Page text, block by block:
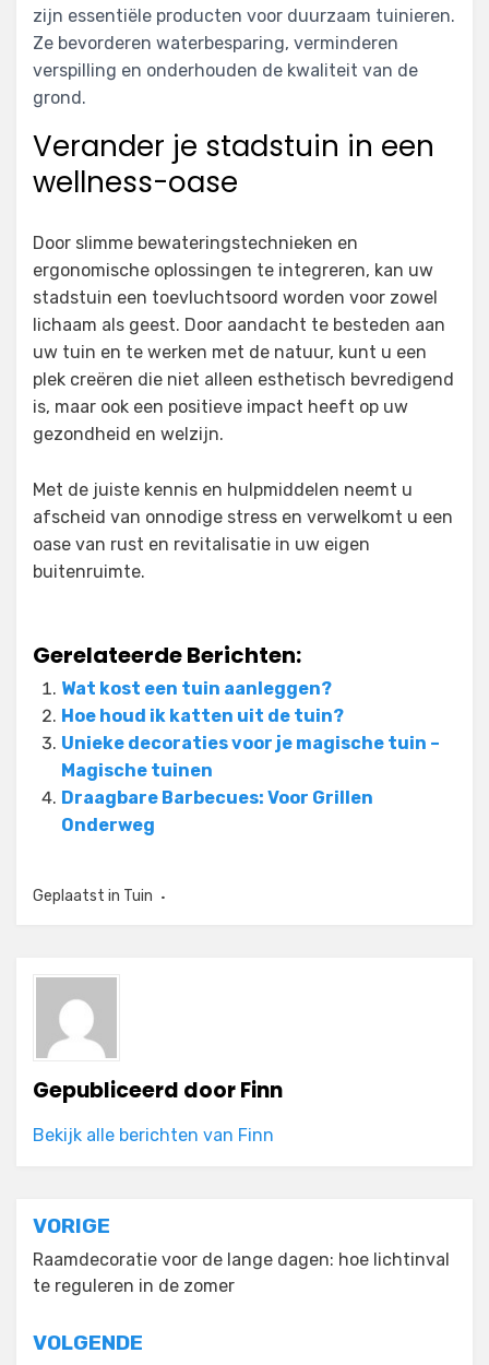
zijn essentiële producten voor duurzaam tuinieren.
Ze bevorderen waterbesparing, verminderen
verspilling en onderhouden de kwaliteit van de
grond.
Verander je stadstuin in een
wellness-oase
Door slimme bewateringstechnieken en
ergonomische oplossingen te integreren, kan uw
stadstuin een toevluchtsoord worden voor zowel
lichaam als geest. Door aandacht te besteden aan
uw tuin en te werken met de natuur, kunt u een
plek creëren die niet alleen esthetisch bevredigend
is, maar ook een positieve impact heeft op uw
gezondheid en welzijn.
Met de juiste kennis en hulpmiddelen neemt u
afscheid van onnodige stress en verwelkomt u een
oase van rust en revitalisatie in uw eigen
buitenruimte.
Gerelateerde Berichten:
Wat kost een tuin aanleggen?
Hoe houd ik katten uit de tuin?
Unieke decoraties voor je magische tuin –
Magische tuinen
Draagbare Barbecues: Voor Grillen
Onderweg
Geplaatst in Tuin
Gepubliceerd doorFinn
Bekijk alle berichten van Finn
Bericht
navigatie
VORIGE
Raamdecoratie voor de lange dagen: hoe lichtinval
te reguleren in de zomer
VOLGENDE